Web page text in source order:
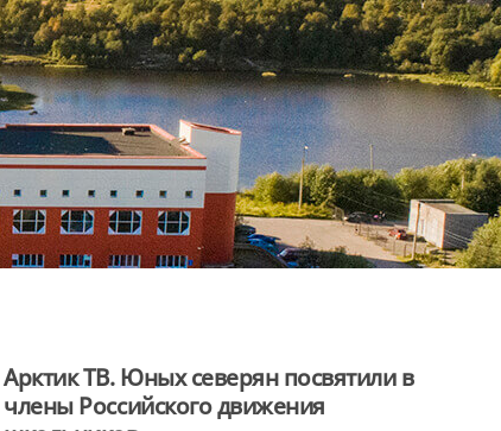
Арктик ТВ. Юных северян посвятили в
члены Российского движения